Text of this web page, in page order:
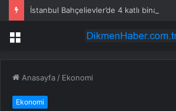
İstanbul Bahçelievler’de 4 katlı bina çöktü
Menü
Anasayfa / Ekonomi
Ekonomi